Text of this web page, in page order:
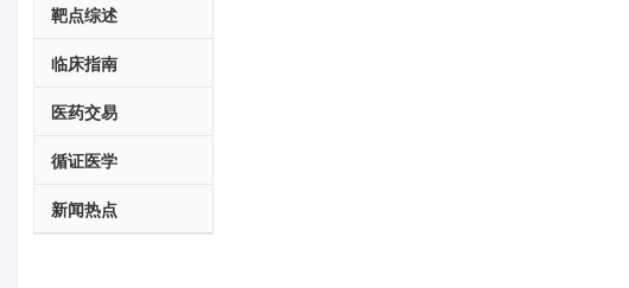
靶点综述
临床指南
医药交易
循证医学
新闻热点